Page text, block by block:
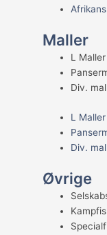
Maller
L Maller
Div.
L Maller
Div.
Øvrige